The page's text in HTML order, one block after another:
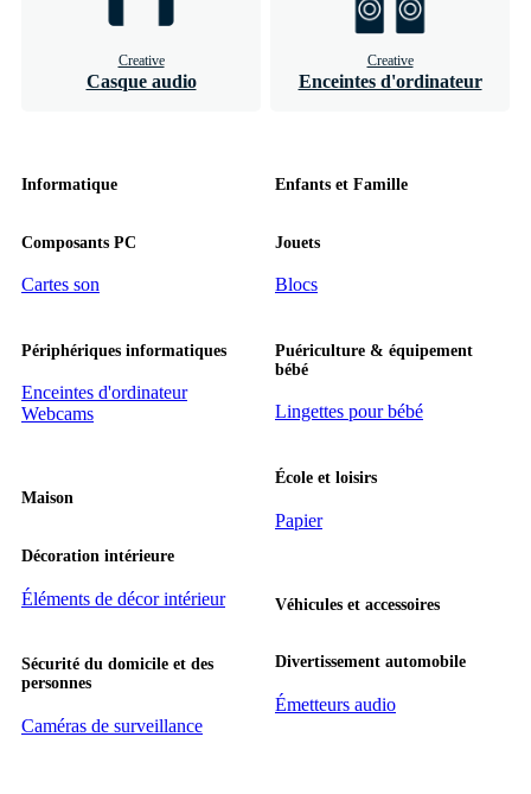
Creative
Casque audio
Creative
Enceintes d'ordinateur
Informatique
Composants PC
Cartes son
Périphériques informatiques
Enceintes d'ordinateur
Webcams
Maison
Décoration intérieure
Éléments de décor intérieur
Sécurité du domicile et des
personnes
Caméras de surveillance
Enfants et Famille
Jouets
Blocs
Puériculture & équipement
bébé
Lingettes pour bébé
École et loisirs
Papier
Véhicules et accessoires
Divertissement automobile
Émetteurs audio